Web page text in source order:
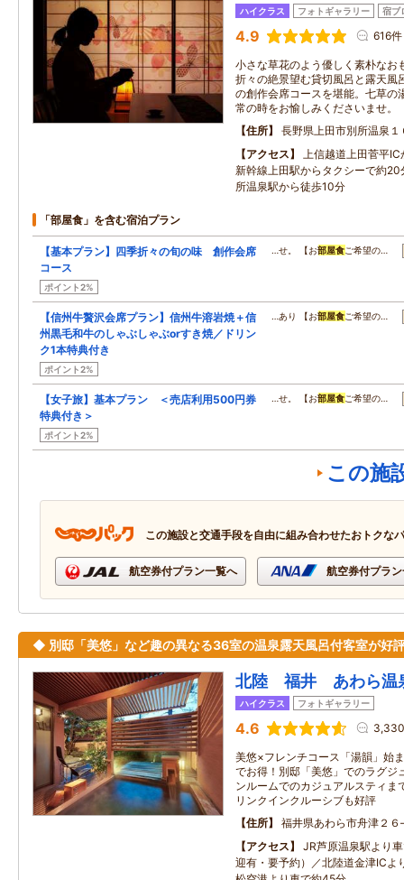
ハイクラス フォトギャラリー 宿ブ
4.9 616件
小さな草花のよう優しく素朴なお
折々の絶景望む貸切風呂と露天風
の創作会席コースを堪能。七草の
常の時をお愉しみくださいませ。
住所
長野県上田市別所温泉１
アクセス
上信越道上田菅平
新幹線上田駅からタクシーで約20
所温泉駅から徒歩10分
「部屋食」を含む宿泊プラン
【基本プラン】四季折々の旬の味 創作会席
コース
ポイント2%
…せ。 【お部屋食ご希望の…
【信州牛贅沢会席プラン】信州牛溶岩焼＋信
州黒毛和牛のしゃぶしゃぶorすき焼／ドリン
ク1本特典付き
ポイント2%
…あり 【お部屋食ご希望の…
【女子旅】基本プラン ＜売店利用500円券
特典付き＞
ポイント2%
…せ。 【お部屋食ご希望の…
この施
この施設と交通手段を自由に組み合わせたおトクな
航空券付プラン一覧へ 航空券付プラ
◆ 別邸「美悠」など趣の異なる36室の温泉露天風呂付客室が好
北陸 福井 あわら
ハイクラス フォトギャラリー
4.6
美悠×フレンチコース「湯韻」始
でお得！別邸「美悠」でのラグジ
ンルームでのカジュアルスティま
リンクインクルーシブも好評
住所
福井県あわら市舟津２
アクセス
JR芦原温泉駅より
迎有・要予約）／北陸道金津ICよ